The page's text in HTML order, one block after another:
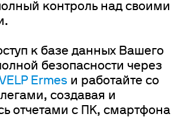
контроль над своими
к базе данных Вашего
безопасности через
Ermes и работайте со
создавая и
отчетами с ПК, смартфона